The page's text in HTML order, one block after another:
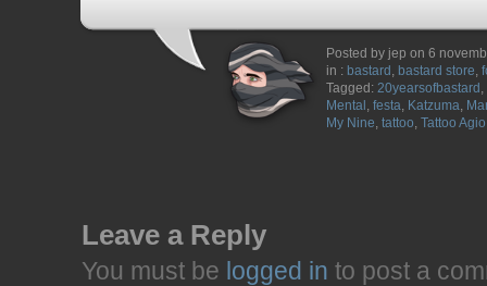
Posted by jep on 6
in : bastard , bastard store,
Tagged: 20yearsofbastard ,
Mental , festa, Katzuma,
My Nine, tattoo, Tattoo Agio
Leave a Reply
You must be logged in to post a